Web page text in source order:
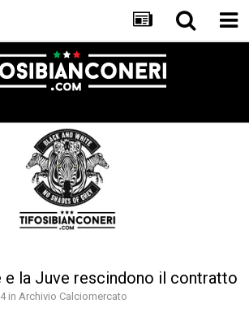
e la Juve rescindono il contratto
in Archivio Calciomercato